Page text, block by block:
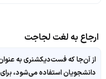
ارجاع به لغت لجاجت
از آن‌جا که فست‌دیکشنری به
دانشجویان استفاده می‌شود،